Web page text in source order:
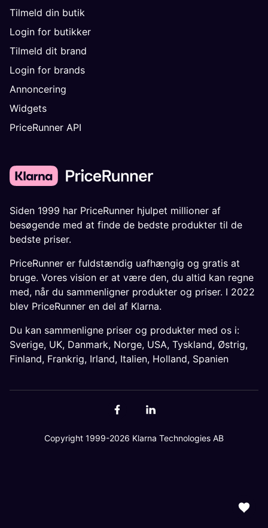
Tilmeld din butik
Login for butikker
Tilmeld dit brand
Login for brands
Annoncering
Widgets
PriceRunner API
Siden 1999 har PriceRunner hjulpet millioner af
besøgende med at finde de bedste produkter til de
bedste priser.
PriceRunner er fuldstændig uafhængig og gratis at
bruge. Vores vision er at være den, du altid kan regne
med, når du sammenligner produkter og priser. I 2022
blev PriceRunner en del af Klarna.
Du kan sammenligne priser og produkter med os i:
Sverige, UK, Danmark, Norge, USA, Tyskland, Østrig,
Finland, Frankrig, Irland, Italien, Holland, Spanien
Copyright 1999-2026 Klarna Technologies AB